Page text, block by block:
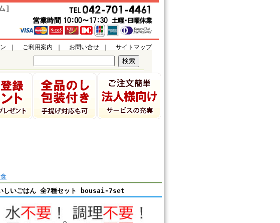
]
ご利用案内 お問い合せ サイトマップ
いしいごはん 全7種セット bousai-7set